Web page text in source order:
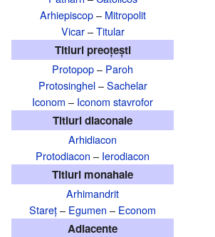
Arhiepiscop– Mitropolit
Vicar–Titular
Titluri preoțești
Protopop– Paroh
Protosinghel–Sachelar
Iconom – Iconom stavrofor
Titluri diaconale
Arhidiacon
Protodiacon – Ierodiacon
Titluri monahale
Arhimandrit
Stareț– Egumen – Econom
Adiacente